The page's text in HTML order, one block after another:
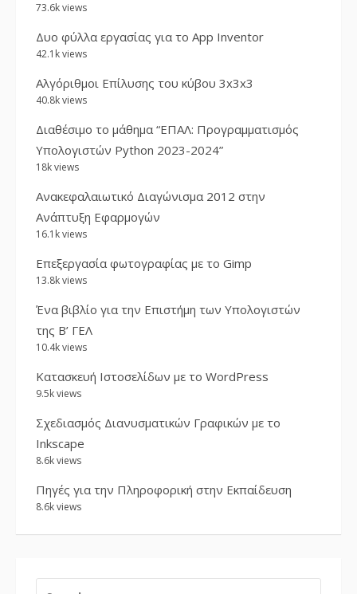
73.6k views
Δυο φύλλα εργασίας για το App Inventor
42.1k views
Αλγόριθμοι Επίλυσης του κύβου 3x3x3
40.8k views
Διαθέσιμο το μάθημα “ΕΠΑΛ: Προγραμματισμός
Υπολογιστών Python 2023-2024”
18k views
Ανακεφαλαιωτικό Διαγώνισμα 2012 στην
Ανάπτυξη Εφαρμογών
16.1k views
Επεξεργασία φωτογραφίας με το Gimp
13.8k views
Ένα βιβλίο για την Επιστήμη των Υπολογιστών
της Β’ ΓΕΛ
10.4k views
Κατασκευή Ιστοσελίδων με το WordPress
9.5k views
Σχεδιασμός Διανυσματικών Γραφικών με το
Inkscape
8.6k views
Πηγές για την Πληροφορική στην Εκπαίδευση
8.6k views